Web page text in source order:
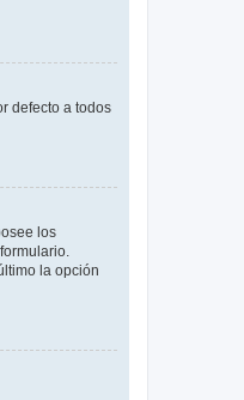
defecto a todos
los
la opción